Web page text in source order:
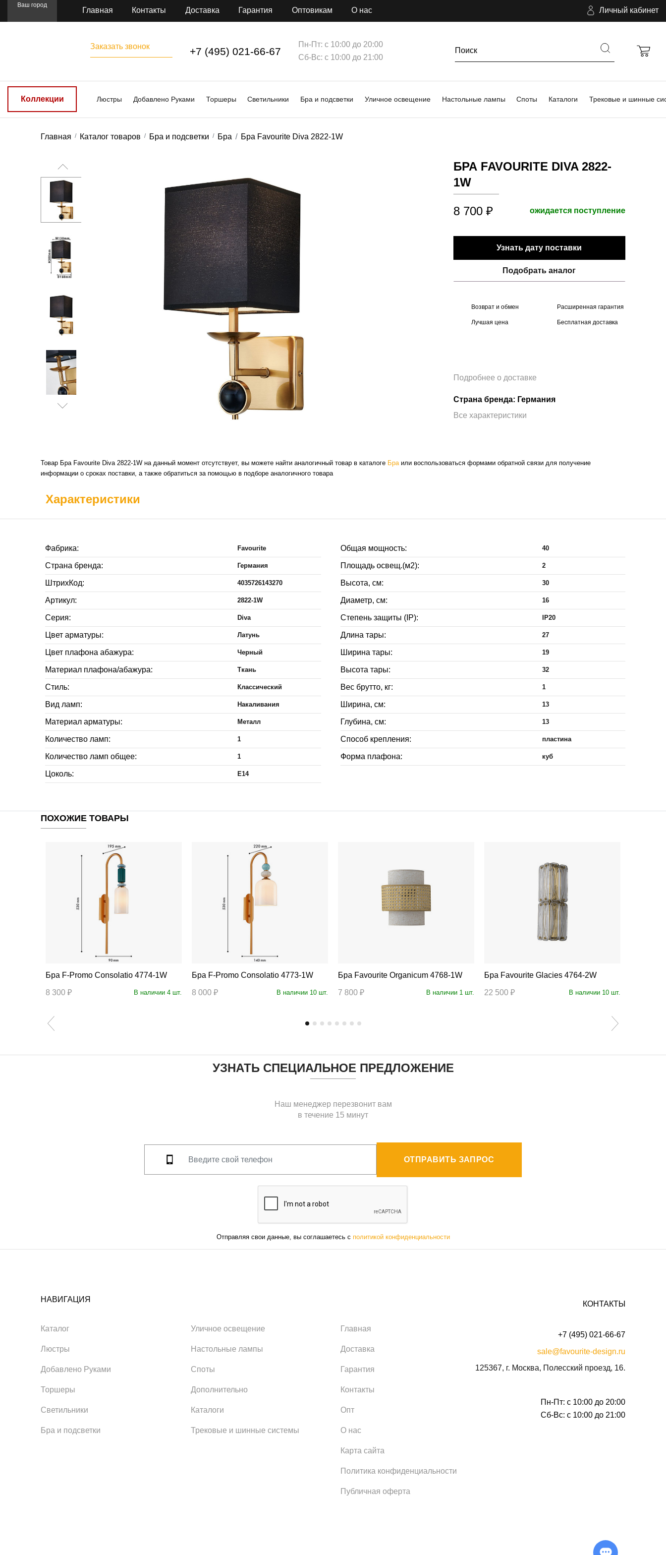
Ваш город
Главная Контакты Доставка Гарантия Оптовикам О нас Личный кабинет
Заказать звонок +7 (495) 021-66-67
Пн-Пт: с 10:00 до 20:00
Сб-Вс: с 10:00 до 21:00
Коллекции Люстры Добавлено Руками Торшеры Светильники Бра и подсветки Уличное освещение Настольные лампы Споты Каталоги Трековые и шинные
Главная Каталог товаров Бра и подсветки Бра Бра Favourite Diva 2822-1W
БРА FAVOURITE DIVA 2822-
1W
8 700 ₽ ожидается поступление
Узнать дату поставки
Подобрать аналог
Возврат и обмен Расширенная гарантия
Лучшая цена Бесплатная доставка
Подробнее о доставке
Страна бренда: Германия
Все характеристики
Товар Бра Favourite Diva 2822-1W на данный момент отсутствует, вы можете найти аналогичный товар в каталоге Браили воспользоваться формами обратной связи для получение
информации о сроках поставки, а также обратиться за помощью в подборе аналогичного товара
Характеристики
Фабрика: Favourite
Страна бренда: Германия
ШтрихКод: 4035726143270
Артикул: 2822-1W
Серия: Diva
Цвет арматуры: Латунь
Цвет плафона абажура: Черный
Материал плафона/абажура: Ткань
Стиль: Классический
Вид ламп: Накаливания
Материал арматуры: Металл
Количество ламп: 1
Количество ламп общее: 1
Цоколь: E14
Общая мощность: 40
Площадь освещ.(м2): 2
Высота, см: 30
Диаметр, см: 16
Степень защиты (IP): IP20
Длина тары: 27
Ширина тары: 19
Высота тары: 32
Вес брутто, кг: 1
Ширина, см: 13
Глубина, см: 13
Способ крепления: пластина
Форма плафона: куб
ПОХОЖИЕ ТОВАРЫ
Бра F-Promo Consolatio 4774-1W
8 300 ₽ В наличии 4 шт.
Бра F-Promo Consolatio 4773-1W
8 000 ₽ В наличии 10 шт.
Бра Favourite Organicum 4768-1W
7 800 ₽ В наличии 1 шт.
Бра Favourite Glacies 4764-2W
22 500 ₽ В наличии 10 шт.
УЗНАТЬ СПЕЦИАЛЬНОЕ ПРЕДЛОЖЕНИЕ
Наш менеджер перезвонит вам
в течение 15 минут
ОТПРАВИТЬ ЗАПРОС
Отправляя свои данные, вы соглашаетесь с политикой конфиденциальности
НАВИГАЦИЯ
Каталог
Люстры
Добавлено Руками
Торшеры
Светильники
Бра и подсветки
Уличное освещение
Настольные лампы
Споты
Дополнительно
Каталоги
Трековые и шинные системы
Главная
Доставка
Гарантия
Контакты
Опт
О нас
Карта сайта
Политика конфиденциальности
Публичная оферта
КОНТАКТЫ
+7 (495) 021-66-67
sale@favourite-design.ru
125367, г. Москва, Полесский проезд, 16.
Пн-Пт: с 10:00 до 20:00
Сб-Вс: с 10:00 до 21:00